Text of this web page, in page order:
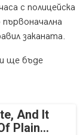
с полицейска
заканата.
ще бъде
And It
Plain...